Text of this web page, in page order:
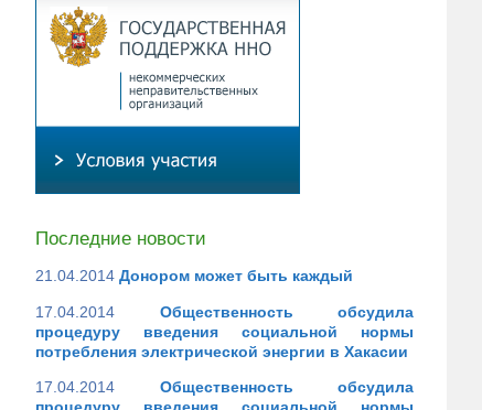
Последние новости
21.04.2014 Донором может быть каждый
17.04.2014
Общественность обсудила
процедуру введения социальной нормы
потребления электрической энергии в Хакасии
17.04.2014
Общественность обсудила